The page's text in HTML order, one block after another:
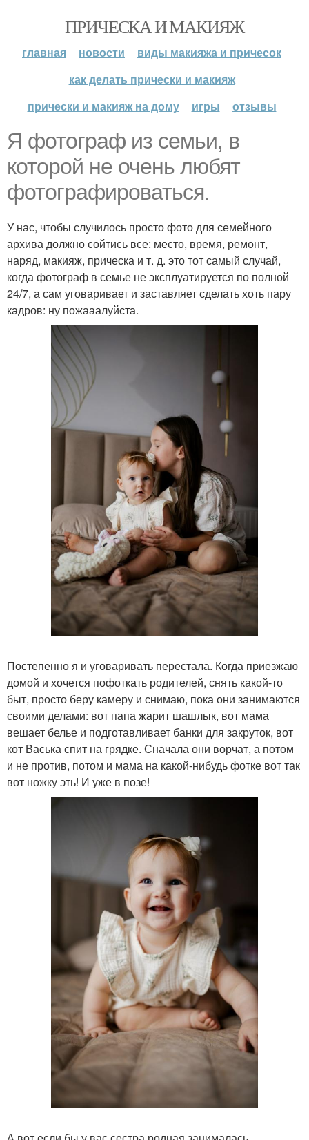
ПРИЧЕСКА И МАКИЯЖ
главная новости
виды макияжа и причесок
как делать прически и макияж
прически и макияж на дому
игры отзывы
Я фотограф из семьи, в
которой не очень любят
фотографироваться.
У нас, чтобы случилось просто фото для семейного
архива должно сойтись все: место, время, ремонт,
наряд, макияж, прическа и т. д. это тот самый случай,
когда фотограф в семье не эксплуатируется по полной
24/7, а сам уговаривает и заставляет сделать хоть пару
кадров: ну пожааалуйста.
Постепенно я и уговаривать перестала. Когда приезжаю
домой и хочется пофоткать родителей, снять какой-то
быт, просто беру камеру и снимаю, пока они занимаются
своими делами: вот папа жарит шашлык, вот мама
вешает белье и подготавливает банки для закруток, вот
кот Васька спит на грядке. Сначала они ворчат, а потом
и не против, потом и мама на какой-нибудь фотке вот так
вот ножку эть! И уже в позе!